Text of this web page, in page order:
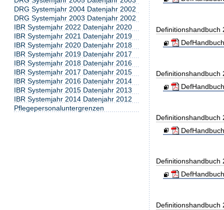
Definitionshandbuch
Definitionshandbuch
Definitionshandbuch
Definitionshandbuch
Definitionshandbuch
DRG Systemjahr 2004 Datenjahr 2002
DRG Systemjahr 2003 Datenjahr 2002
IBR Systemjahr 2022 Datenjahr 2020
IBR Systemjahr 2021 Datenjahr 2019
IBR Systemjahr 2020 Datenjahr 2018
IBR Systemjahr 2019 Datenjahr 2017
IBR Systemjahr 2018 Datenjahr 2016
IBR Systemjahr 2017 Datenjahr 2015
IBR Systemjahr 2016 Datenjahr 2014
IBR Systemjahr 2015 Datenjahr 2013
IBR Systemjahr 2014 Datenjahr 2012
Pflegepersonaluntergrenzen